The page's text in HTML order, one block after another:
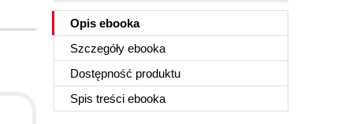
Opis ebooka
Szczegóły ebooka
Dostępność produktu
Spis treści ebooka